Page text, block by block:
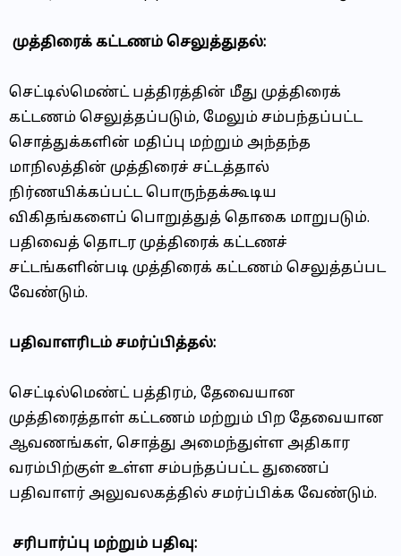
முத்திரைக் கட்டணம் செலுத்துதல்:
செட்டில்மெண்ட் பத்திரத்தின் மீது முத்திரைக்
கட்டணம் செலுத்தப்படும், மேலும் சம்பந்தப்பட்ட
சொத்துக்களின் மதிப்பு மற்றும் அந்தந்த
மாநிலத்தின் முத்திரைச் சட்டத்தால்
நிர்ணயிக்கப்பட்ட பொருந்தக்கூடிய
விகிதங்களைப் பொறுத்துத் தொகை மாறுபடும்.
பதிவைத் தொடர முத்திரைக் கட்டணச்
சட்டங்களின்படி முத்திரைக் கட்டணம் செலுத்தப்பட
வேண்டும்.
பதிவாளரிடம் சமர்ப்பித்தல்:
செட்டில்மெண்ட் பத்திரம், தேவையான
முத்திரைத்தாள் கட்டணம் மற்றும் பிற தேவையான
ஆவணங்கள், சொத்து அமைந்துள்ள அதிகார
வரம்பிற்குள் உள்ள சம்பந்தப்பட்ட துணைப்
பதிவாளர் அலுவலகத்தில் சமர்ப்பிக்க வேண்டும்.
சரிபார்ப்பு மற்றும் பதிவு: